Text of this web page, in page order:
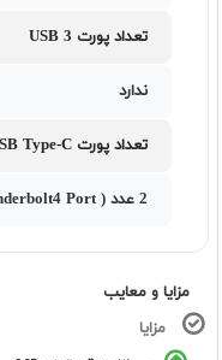
تعداد پورت USB 3
ندارد
تعداد پورت USB Type-C
2 عدد ( Thunderbolt4 Port )
مزایا و معایب
مزایا